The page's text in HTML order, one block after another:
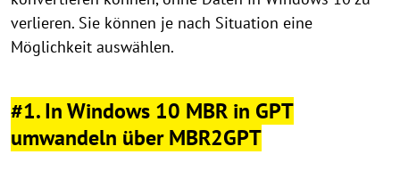
verlieren. Sie können je nach Situation eine
Möglichkeit auswählen.
#1. In Windows 10 MBR in GPT
umwandeln über MBR2GPT